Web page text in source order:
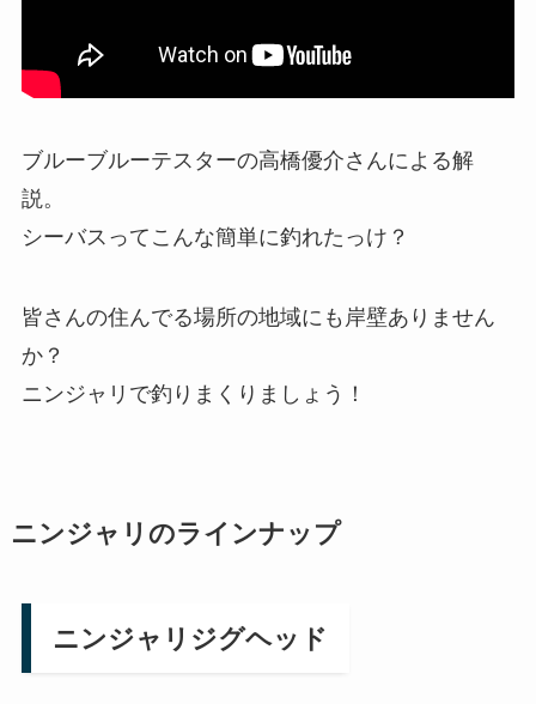
ブルーブルーテスターの高橋優介さんによる解
説。
シーバスってこんな簡単に釣れたっけ？
皆さんの住んでる場所の地域にも岸壁ありません
か？
ニンジャリで釣りまくりましょう！
ニンジャリのラインナップ
ニンジャリジグヘッド